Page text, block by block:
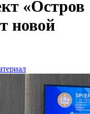
«Остров
новой